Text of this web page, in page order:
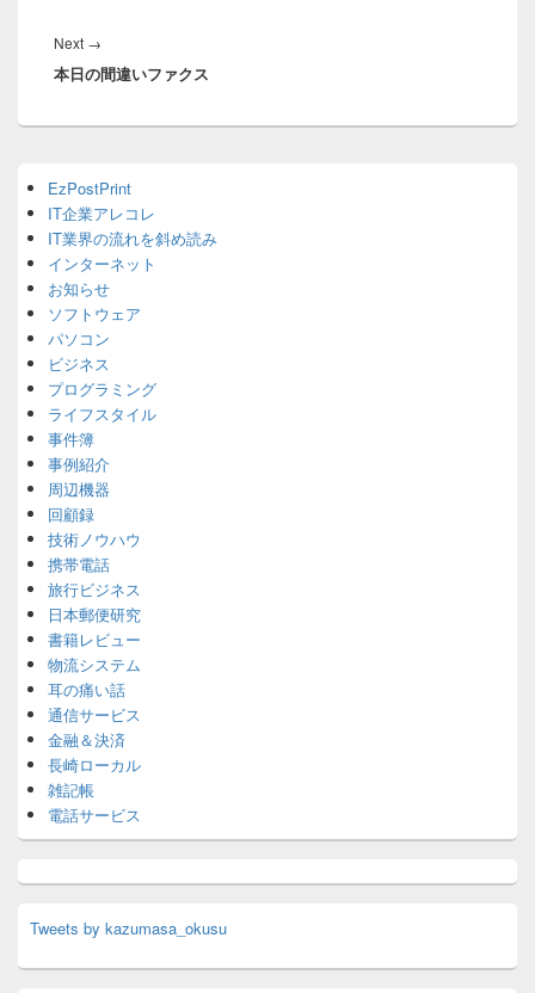
ゲ
ー
シ
Next →
post:
本日の間違いファクス
Sidebar
Widget
Area
EzPostPrint
IT企業アレコレ
IT業界の流れを斜め読み
インターネット
お知らせ
ソフトウェア
パソコン
ビジネス
プログラミング
ライフスタイル
事件簿
事例紹介
周辺機器
回顧録
技術ノウハウ
携帯電話
旅行ビジネス
日本郵便研究
書籍レビュー
物流システム
耳の痛い話
通信サービス
金融＆決済
長崎ローカル
雑記帳
電話サービス
Tweets by kazumasa_okusu